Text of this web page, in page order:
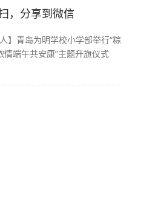
，分享到微信